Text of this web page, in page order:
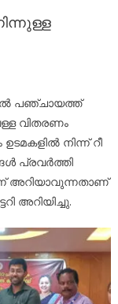
പഞ്ചായത്ത്‌
വിതരണം
നിന്ന് റീ
പ്രവർത്തി
അറിയാവുന്നതാണ്
അറിയിച്ചു.